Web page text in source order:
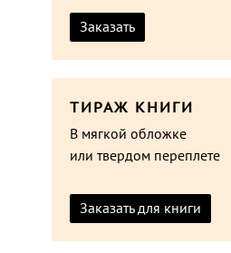
Заказать
ТИРАЖ КНИГИ
В мягкой обложке
или твердом переплете
Заказать для книги